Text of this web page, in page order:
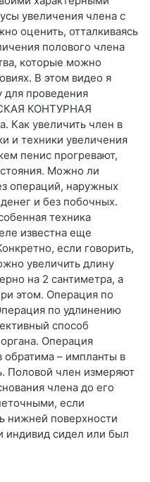
увеличения члена с
оценить, отталкиваясь
полового члена
которые можно
В этом видео я
для проведения
КОНТУРНАЯ
Как увеличить член в
и техники увеличения
пенис прогревают,
Можно ли
операций, наружных
и без побочных.
техника
известна еще
если говорить,
увеличить длину
на 2 сантиметра, а
этом. Операция по
по удлинению
способ
Операция
обратима – импланты в
Половой член измеряют
члена до его
если
нижней поверхности
индивид сидел или был